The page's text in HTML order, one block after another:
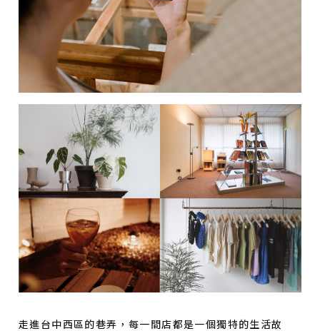
走進台中西區的巷弄，每一間店都是一個獨特的生活故